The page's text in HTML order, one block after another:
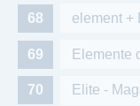
element +
Elemente
Elite -